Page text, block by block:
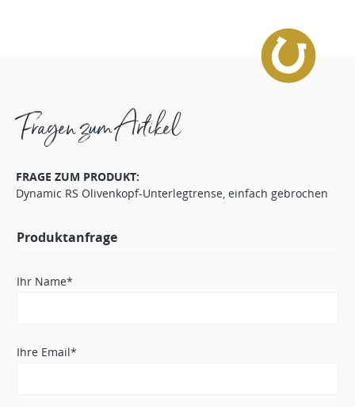
Fragen zum Artikel
FRAGE ZUM PRODUKT:
Dynamic RS Olivenkopf-Unterlegtrense, einfach gebrochen
Produktanfrage
Ihr Name*
Ihre Email*